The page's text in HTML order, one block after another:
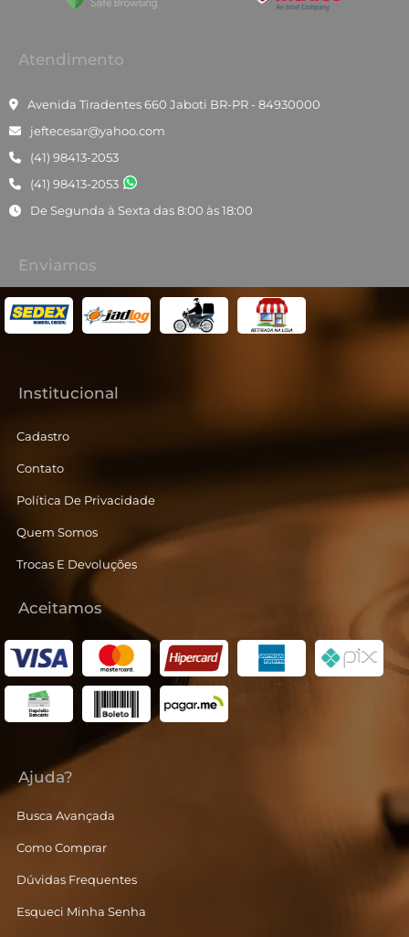
Atendimento
Avenida Tiradentes 660 Jaboti BR-PR - 84930000
jeftecesar@yahoo.com
(41) 98413-2053
(41) 98413-2053
De Segunda à Sexta das 8:00 às 18:00
Enviamos
Institucional
Cadastro
Contato
Política De Privacidade
Quem Somos
Trocas E Devoluções
Aceitamos
Ajuda?
Busca Avançada
Como Comprar
Dúvidas Frequentes
Esqueci Minha Senha